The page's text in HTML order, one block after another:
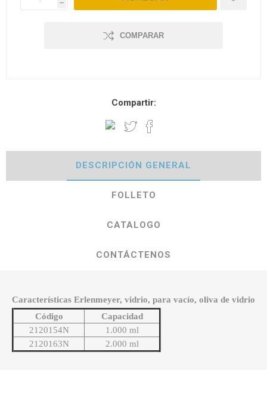
h
COMPARAR
Compartir:
DESCRIPCIÓN GENERAL
FOLLETO
CATALOGO
CONTÁCTENOS
Características Erlenmeyer, vidrio, para vacío, oliva de vidrio
Código
Capacidad
2120154N
1.000 ml
2120163N
2.000 ml